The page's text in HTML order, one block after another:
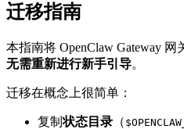
迁移指南
本指南将 OpenClaw Gateway
无需重新进行新手引导。
迁移在概念上很简单：
复制状态目录 （